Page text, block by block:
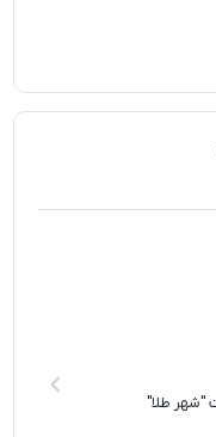
"شهر طلا"